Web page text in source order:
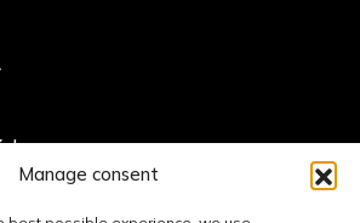
Manage consent
ト
ト